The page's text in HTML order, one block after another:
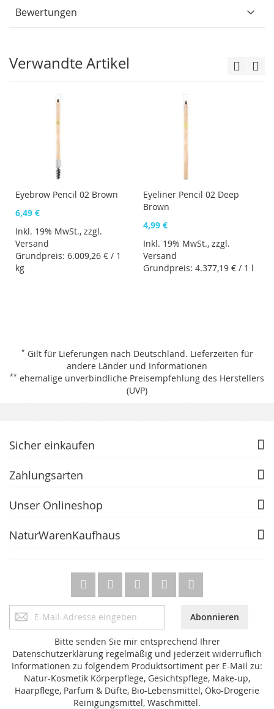
Bewertungen
Verwandte Artikel
Eyebrow Pencil 02 Brown
6,49 €
Inkl. 19% MwSt., zzgl.
Versand
Grundpreis: 6.009,26 € / 1
kg
Eyeliner Pencil 02 Deep
Brown
4,99 €
Inkl. 19% MwSt., zzgl.
Versand
Grundpreis: 4.377,19 € / 1 l
* Gilt für Lieferungen nach Deutschland. Lieferzeiten für
andere Länder und Informationen
** ehemalige unverbindliche Preisempfehlung des Herstellers
(UVP)
Sicher einkaufen
Zahlungsarten
Unser Onlineshop
NaturWarenKaufhaus
Anmeldung
zum
Abonnieren
Bitte senden Sie mir entsprechend Ihrer
Datenschutzerklärung regelmäßig und jederzeit widerruflich
Informationen zu folgendem Produktsortiment per E-Mail zu:
Natur-Kosmetik Körperpflege, Gesichtspflege, Make-up,
Haarpflege, Parfum & Düfte, Bio-Lebensmittel, Öko-Drogerie
Reinigungsmittel, Waschmittel.